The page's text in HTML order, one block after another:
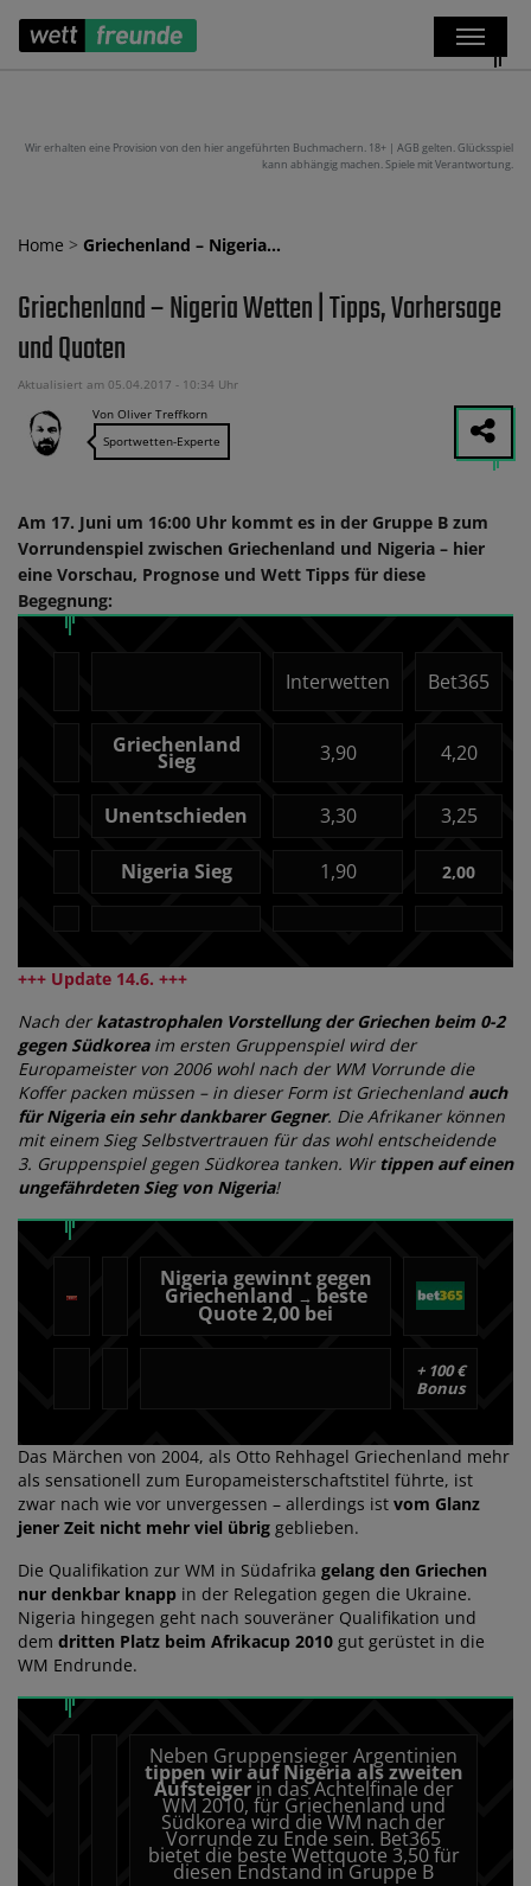
Wir erhalten eine Provision von den hier angeführten Buchmachern. 18+ | AGB gelten. Glücksspiel
kann abhängig machen. Spiele mit Verantwortung.
Home > Griechenland – Nigeria…
Griechenland – Nigeria Wetten | Tipps, Vorhersage
und Quoten
Aktualisiert am 05.04.2017 - 10:34 Uhr
Von Oliver Treffkorn
Sportwetten-Experte
Am 17. Juni um 16:00 Uhr kommt es in der Gruppe B zum
Vorrundenspiel zwischen Griechenland und Nigeria – hier
eine Vorschau, Prognose und Wett Tipps für diese
Begegnung:
Interwetten Bet365
Griechenland
Sieg 3,90 4,20
Unentschieden 3,30 3,25
Nigeria Sieg 1,90 2,00
+++ Update 14.6. +++
Nach der katastrophalen Vorstellung der Griechen beim 0-2
gegen Südkoreaim ersten Gruppenspiel wird der
Europameister von 2006 wohl nach der WM Vorrunde die
Koffer packen müssen – in dieser Form ist Griechenland auch
für Nigeria ein sehr dankbarer Gegner. Die Afrikaner können
mit einem Sieg Selbstvertrauen für das wohl entscheidende
3. Gruppenspiel gegen Südkorea tanken. Wir tippen auf einen
ungefährdeten Sieg von Nigeria!
Nigeria gewinnt gegen
Griechenland → beste
Quote 2,00 bei
+ 100 €
Bonus
Das Märchen von 2004, als Otto Rehhagel Griechenland mehr
als sensationell zum Europameisterschaftstitel führte, ist
zwar nach wie vor unvergessen – allerdings ist vom Glanz
jener Zeit nicht mehr viel übrig geblieben.
Die Qualifikation zur WM in Südafrika gelang den Griechen
nur denkbar knapp in der Relegation gegen die Ukraine.
Nigeria hingegen geht nach souveräner Qualifikation und
dem dritten Platz beim Afrikacup 2010 gut gerüstet in die
WM Endrunde.
Neben Gruppensieger Argentinien
tippen wir auf Nigeria als zweiten
Aufsteigerin das Achtelfinale der
WM 2010, für Griechenland und
Südkorea wird die WM nach der
Vorrunde zu Ende sein. Bet365
bietet die beste Wettquote 3,50 für
diesen Endstand in Gruppe B